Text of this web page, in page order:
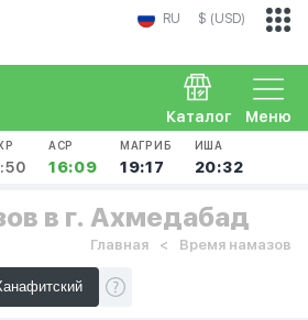
RU $ (USD)
Меню
Каталог
АСР
16:09
МАГРИБ
19:17
ИША
20:32
в г. Ахмедабад
Главная Время намазов